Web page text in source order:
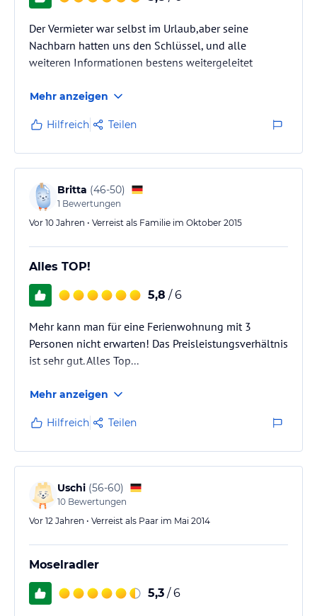
Der Vermieter war selbst im Urlaub,aber seine
Nachbarn hatten uns den Schlüssel, und alle
weiteren Informationen bestens weitergeleitet
Mehr anzeigen
Hilfreich Teilen
Britta (46-50)
1 Bewertungen
Vor 10 Jahren • Verreist als Familie im Oktober 2015
Alles TOP!
5,8 / 6
Mehr kann man für eine Ferienwohnung mit 3
Personen nicht erwarten! Das Preisleistungsverhältnis
ist sehr gut. Alles Top...
Mehr anzeigen
Hilfreich Teilen
Uschi (56-60)
10 Bewertungen
Vor 12 Jahren • Verreist als Paar im Mai 2014
Moselradler
5,3 / 6